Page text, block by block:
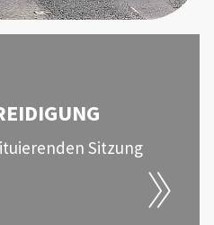
Sitzung